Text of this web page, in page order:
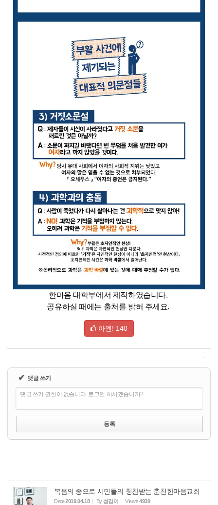
한마음 대학부에서 제작하였습니다.
공유하실 때에는 출처를 밝혀 주세요.
아멘! 140
✔ 댓글 쓰기
댓글 쓰기 권한이 없습니다. 로그인 하시겠습니까?
복음의 종으로 시민들의 칭찬받는 춘천한마음교회
Date2019.04.18 By섬김이 Views4939